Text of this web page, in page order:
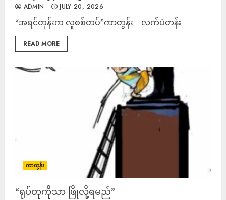
ADMIN JULY 20, 2026
“အရင်တုန်းက လူစစ်တပ်”ကာတွန်း – လက်ပံတန်း
READ MORE
ကာတွန်း
“ရုပ်တုကိုသာ ဖြိုလို့ရမည်”